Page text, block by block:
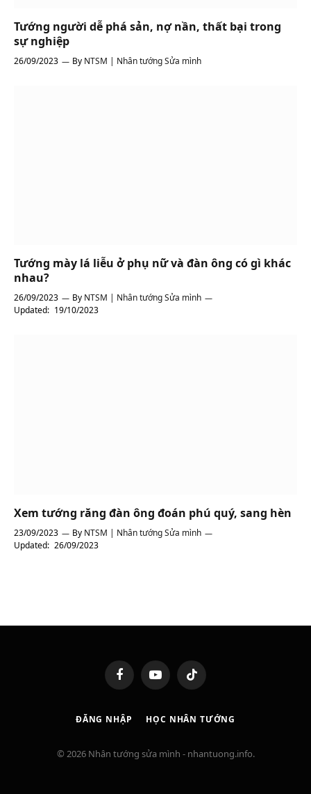
Tướng người dễ phá sản, nợ nần, thất bại trong
sự nghiệp
26/09/2023 By NTSM | Nhân tướng Sửa mình
Tướng mày lá liễu ở phụ nữ và đàn ông có gì khác
nhau?
26/09/2023 By NTSM | Nhân tướng Sửa mình
Updated: 19/10/2023
Xem tướng răng đàn ông đoán phú quý, sang hèn
23/09/2023 By NTSM | Nhân tướng Sửa mình
Updated: 26/09/2023
FacebookYouTubeTikTok
ĐĂNG NHẬP HỌC NHÂN TƯỚNG
© 2026 Nhân tướng sửa mình - nhantuong.info.